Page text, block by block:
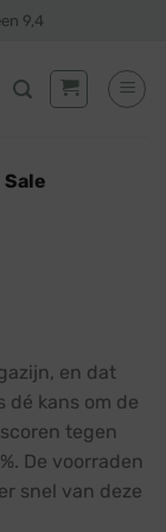
9,4
Sale
en dat
dé kans om de
tegen
De voorraden
snel van deze